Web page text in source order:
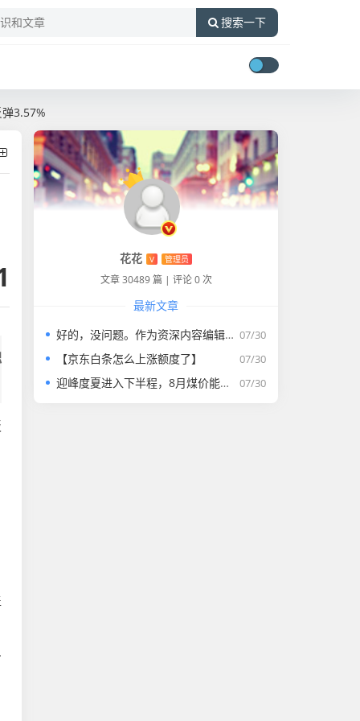
搜索一下
3.57%
花花 V 管理员
文章 30489 篇 | 评论 0 次
最新文章
07/30
好的，没问题。作为资深内容编辑，我将为您打造一篇符合要求的专业教程文章。
07/30
【京东白条怎么上涨额度了】
07/30
迎峰度夏进入下半程，8月煤价能否走强？